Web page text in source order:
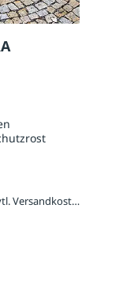
2.701,30 € / Stück inkl. 19 % MwSt., zzgl. evtl. Versandkosten